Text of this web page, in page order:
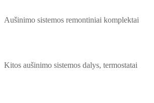
Aušinimo sistemos remontiniai komplektai
Kitos aušinimo sistemos dalys, termostatai